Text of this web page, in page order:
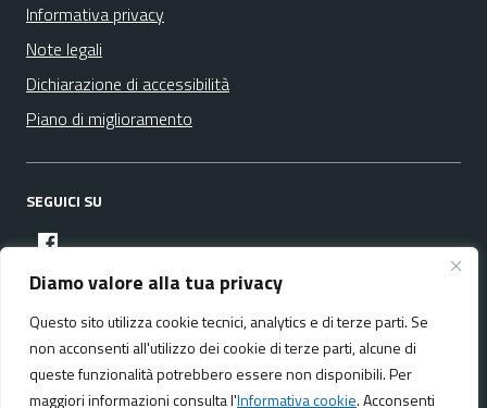
Diamo valore alla tua privacy
Questo sito utilizza cookie tecnici, analytics e di terze parti. Se
non acconsenti all'utilizzo dei cookie di terze parti, alcune di
queste funzionalità potrebbero essere non disponibili. Per
maggiori informazioni consulta l'Informativa cookie. Acconsenti
Informativa privacy
Note legali
Dichiarazione di accessibilità
Piano di miglioramento
SEGUICI SU
facebook
Media policy Mappa del sito